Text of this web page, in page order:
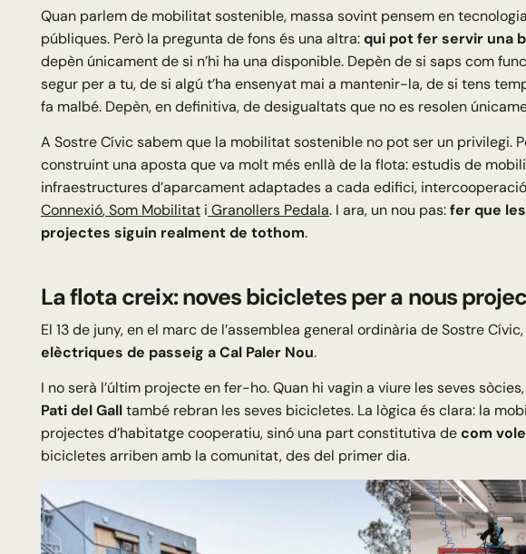
Quan parlem de mobilitat sostenible, massa sovint pensem en
públiques. Però la pregunta de fons és una altra:qui pot fer servir una
depèn únicament de si n’hi ha una disponible. Depèn de si saps com
segur per a tu, de si algú t’ha ensenyat mai a mantenir-la, de si tens
fa malbé. Depèn, en definitiva, de desigualtats que no es resolen
A Sostre Cívic sabem que la mobilitat sostenible no pot ser un privilegi.
construint una aposta que va molt més enllà de la flota: estudis de
infraestructures d’aparcament adaptades a cada edifici,
Connexió,Som Mobilitat i Granollers Pedala. I ara, un nou pas:fer que
projectes siguin realment de tothom.
La flota creix: noves bicicletes per a nous
El 13 de juny, en el marc de l’assemblea general ordinària de Sostre
elèctriques de passeig a Cal Paler Nou.
I no serà l’últim projecte en fer-ho. Quan hi vagin a viure les seves sòcies,
Pati del Galltambé rebran les seves bicicletes. La lògica és clara: la
projectes d’habitatge cooperatiu, sinó una part constitutiva decom
bicicletes arriben amb la comunitat, des del primer dia.